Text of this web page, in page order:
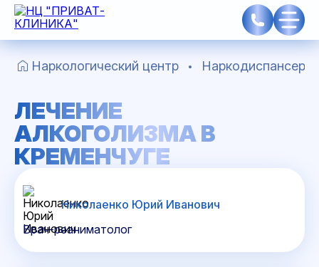
Наркологический центр Наркодиспансер
ЛЕЧЕНИЕ
АЛКОГОЛИЗМА В
КРЕМЕНЧУГЕ
Николаенко Юрий Иванович
Врач-реаниматолог